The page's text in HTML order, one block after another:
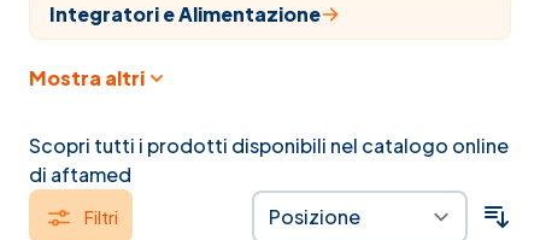
Integratori e Alimentazione
Cosmesi
Articoli sanitari
Veterinaria
Mostra altri
Scopri tutti i prodotti disponibili nel catalogo online
di aftamed
Filtri